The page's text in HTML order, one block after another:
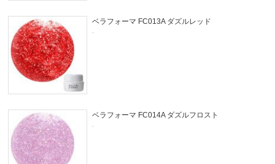
ベラフォーマ FC013A ダズルレッド
.
ベラフォーマ FC014A ダズルフロスト
.